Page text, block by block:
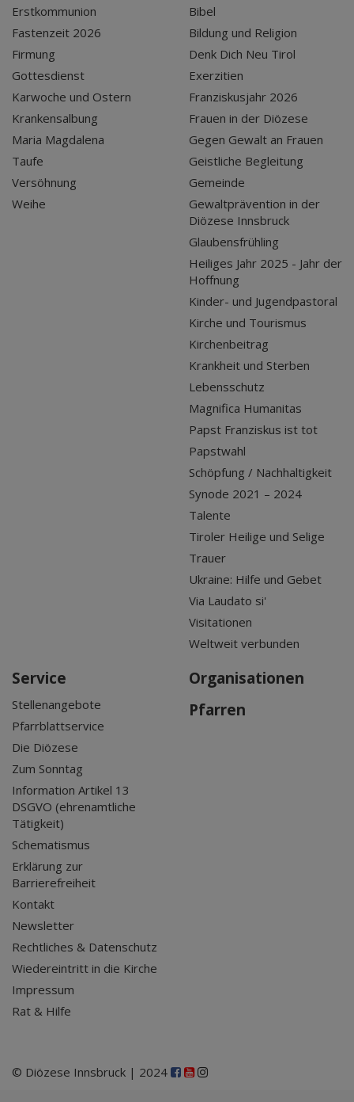
Erstkommunion
Fastenzeit 2026
Firmung
Gottesdienst
Karwoche und Ostern
Krankensalbung
Maria Magdalena
Taufe
Versöhnung
Weihe
Bibel
Bildung und Religion
Denk Dich Neu Tirol
Exerzitien
Franziskusjahr 2026
Frauen in der Diözese
Gegen Gewalt an Frauen
Geistliche Begleitung
Gemeinde
Gewaltprävention in der
Diözese Innsbruck
Glaubensfrühling
Heiliges Jahr 2025 - Jahr der
Hoffnung
Kinder- und Jugendpastoral
Kirche und Tourismus
Kirchenbeitrag
Krankheit und Sterben
Lebensschutz
Magnifica Humanitas
Papst Franziskus ist tot
Papstwahl
Schöpfung / Nachhaltigkeit
Synode 2021 – 2024
Talente
Tiroler Heilige und Selige
Trauer
Ukraine: Hilfe und Gebet
Via Laudato si'
Visitationen
Weltweit verbunden
Service
Stellenangebote
Pfarrblattservice
Die Diözese
Zum Sonntag
Information Artikel 13
DSGVO (ehrenamtliche
Tätigkeit)
Schematismus
Erklärung zur
Barrierefreiheit
Kontakt
Newsletter
Rechtliches & Datenschutz
Wiedereintritt in die Kirche
Impressum
Rat & Hilfe
Organisationen
Pfarren
© Diözese Innsbruck | 2024